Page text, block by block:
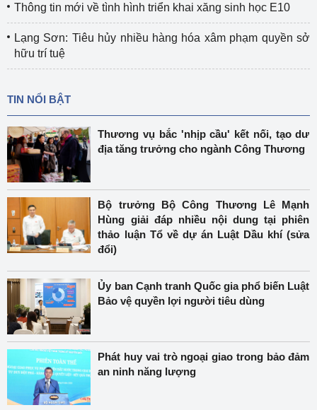
Thông tin mới về tình hình triển khai xăng sinh học E10
Lạng Sơn: Tiêu hủy nhiều hàng hóa xâm phạm quyền sở
hữu trí tuệ
TIN NỔI BẬT
Thương vụ bắc 'nhịp cầu' kết nối, tạo dư
địa tăng trưởng cho ngành Công Thương
Bộ trưởng Bộ Công Thương Lê Mạnh
Hùng giải đáp nhiều nội dung tại phiên
thảo luận Tổ về dự án Luật Dầu khí (sửa
đổi)
Ủy ban Cạnh tranh Quốc gia phổ biến Luật
Bảo vệ quyền lợi người tiêu dùng
Phát huy vai trò ngoại giao trong bảo đảm
an ninh năng lượng